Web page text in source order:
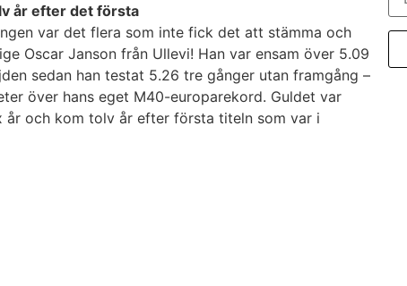
år efter det första
var det flera som inte fick det att stämma och
Oscar Janson från Ullevi! Han var ensam över 5.09
sedan han testat 5.26 tre gånger utan framgång –
över hans eget M40-europarekord. Guldet var
år och kom tolv år efter första titeln som var i